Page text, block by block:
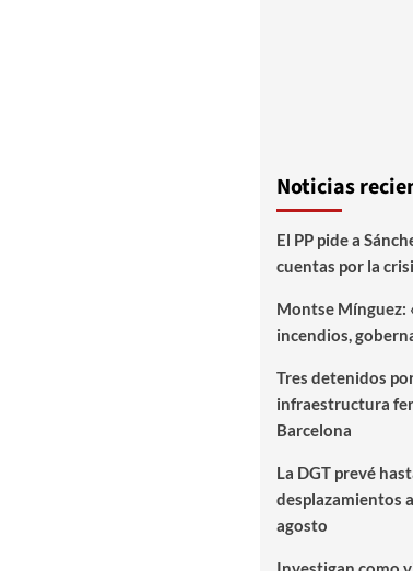
Noticias
El PP pide a
cuentas por la
Montse Mínguez:
incendios,
Tres detenidos
infraestructura
Barcelona
La DGT prevé
desplazamientos
agosto